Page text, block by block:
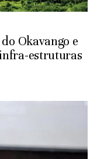
Okavango e
estruturas